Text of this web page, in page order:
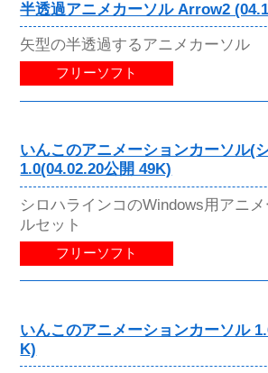
半透過アニメカーソル Arrow2
矢型の半透過するアニメカーソル
フリーソフト
いんこのアニメーションカーソル(
1.0(04.02.20公開 49K)
シロハラインコのWindows用アニ
ルセット
フリーソフト
いんこのアニメーションカーソル
K)